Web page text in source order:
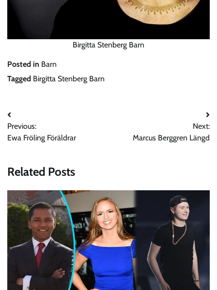
Birgitta Stenberg Barn
Posted in Barn
Tagged Birgitta Stenberg Barn
Post
navigation
Previous:
Ewa Fröling Föräldrar
Next:
Marcus Berggren Längd
Related Posts